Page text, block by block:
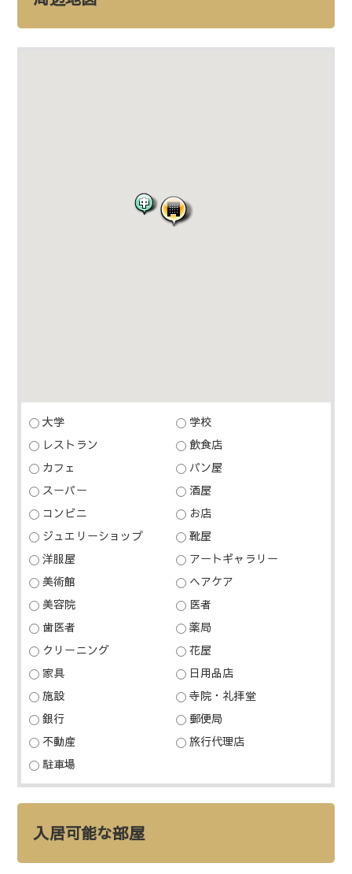
大学
学校
レストラン
飲食店
カフェ
パン屋
スーパー
酒屋
コンビニ
お店
ジュエリーショップ
靴屋
洋服屋
アートギャラリー
美術館
ヘアケア
美容院
医者
歯医者
薬局
クリーニング
花屋
家具
日用品店
施設
寺院・礼拝堂
銀行
郵便局
不動産
旅行代理店
駐車場
入居可能な部屋